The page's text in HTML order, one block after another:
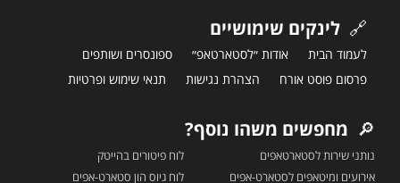
🔗 לינקים שימושיים
לעמוד הבית אודות ״לסטארטאפ״
ספונסרים ושותפים
פרסום פוסט אורח
הצהרת נגישות תנאי שימוש ופרטיות
🔎 מחפשים משהו נוסף?
נותני שירות לסטארטאפים
אירועים ומיטאפים לסטארט-אפים
לוח פיטורים בהייטק
לוח גיוס הון סטארט-אפים